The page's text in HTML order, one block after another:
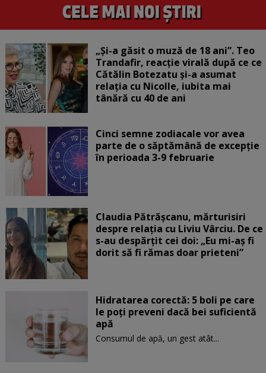
„Și-a găsit o muză de 18 ani”. Teo
Trandafir, reacție virală după ce ce
Cătălin Botezatu și-a asumat
relația cu Nicolle, iubita mai
tânără cu 40 de ani
Cinci semne zodiacale vor avea
parte de o săptămână de excepție
în perioada 3-9 februarie
Claudia Pătrășcanu, mărturisiri
despre relația cu Liviu Vârciu. De ce
s-au despărțit cei doi: „Eu mi-aș fi
dorit să fi rămas doar prieteni”
Hidratarea corectă: 5 boli pe care
le poți preveni dacă bei suficientă
apă
Consumul de apă, un gest atât...